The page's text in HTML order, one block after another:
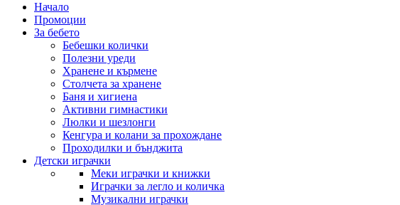
Начало
Промоции
За бебето
Бебешки колички
Полезни уреди
Хранене и кърмене
Столчета за хранене
Баня и хигиена
Активни гимнастики
Люлки и шезлонги
Кенгура и колани за прохождане
Проходилки и бънджита
Детски играчки
Меки играчки и книжки
Играчки за легло и количка
Музикални играчки